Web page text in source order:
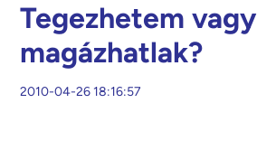
Tegezhetem vagy
magázhatlak?
2010-04-26 18:16:57